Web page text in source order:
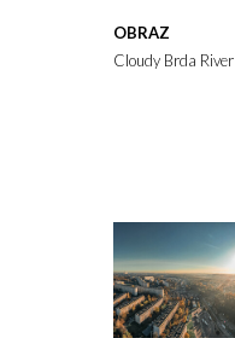
OBRAZ
Cloudy Brda River